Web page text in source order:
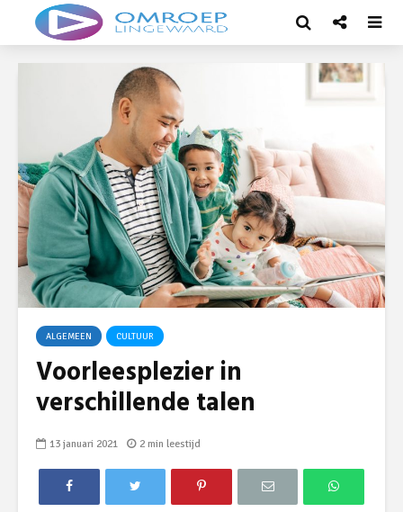
ALGEMEEN CULTUUR
Voorleesplezier in
verschillende talen
13 januari 2021 2 min leestijd